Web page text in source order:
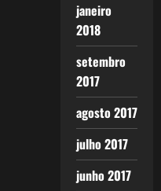
janeiro
2018
setembro
2017
agosto 2017
julho 2017
junho 2017